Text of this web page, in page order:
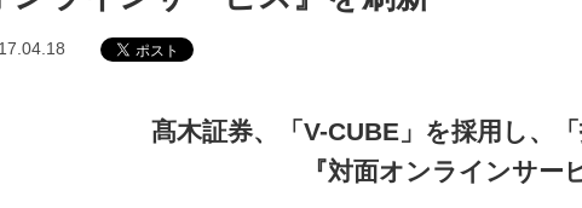
TAIWAN(繁體)
髙木証券、「V-CUBE」を採用し、
『対面オンラインサー